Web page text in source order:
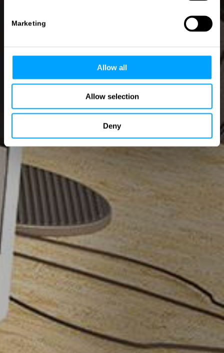
Marketing
Allow all
Allow selection
Deny